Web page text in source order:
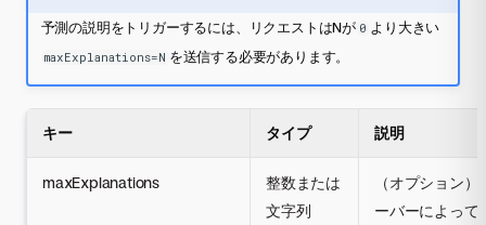
予測の説明をトリガーするには、リクエストはNが 0 より大きい
maxExplanations=N を送信する必要があります。
キー タイプ 説明
maxExplanations
整数または
文字列
（オプション）
ーバーによって